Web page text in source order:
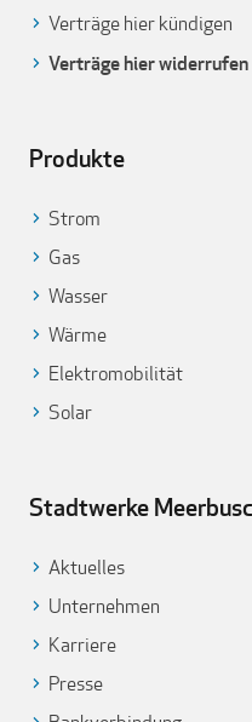
Verträge hier kündigen
Verträge hier widerrufen
Produkte
Strom
Gas
Wasser
Wärme
Elektromobilität
Solar
Stadtwerke
Aktuelles
Unternehmen
Karriere
Presse